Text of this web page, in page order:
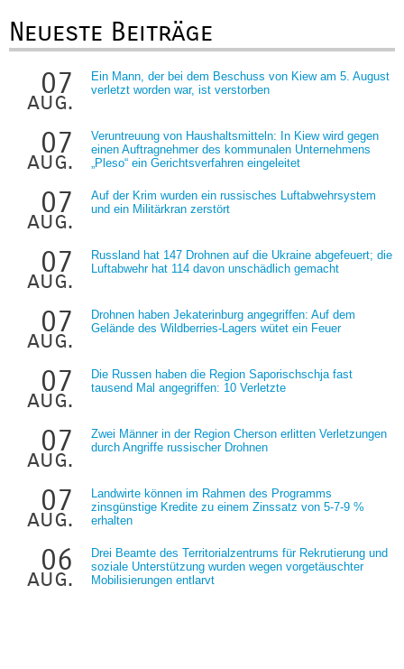
Neueste Beiträge
07
aug.
Ein Mann, der bei dem Beschuss von Kiew am 5. August
verletzt worden war, ist verstorben
07
aug.
Veruntreuung von Haushaltsmitteln: In Kiew wird gegen
einen Auftragnehmer des kommunalen Unternehmens
„Pleso“ ein Gerichtsverfahren eingeleitet
07
aug.
Auf der Krim wurden ein russisches Luftabwehrsystem
und ein Militärkran zerstört
07
aug.
Russland hat 147 Drohnen auf die Ukraine abgefeuert; die
Luftabwehr hat 114 davon unschädlich gemacht
07
aug.
Drohnen haben Jekaterinburg angegriffen: Auf dem
Gelände des Wildberries-Lagers wütet ein Feuer
07
aug.
Die Russen haben die Region Saporischschja fast
tausend Mal angegriffen: 10 Verletzte
07
aug.
Zwei Männer in der Region Cherson erlitten Verletzungen
durch Angriffe russischer Drohnen
07
aug.
Landwirte können im Rahmen des Programms
zinsgünstige Kredite zu einem Zinssatz von 5-7-9 %
erhalten
06
aug.
Drei Beamte des Territorialzentrums für Rekrutierung und
soziale Unterstützung wurden wegen vorgetäuschter
Mobilisierungen entlarvt